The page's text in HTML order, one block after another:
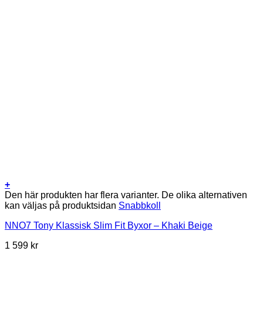
+
Den här produkten har flera varianter. De olika alternativen
kan väljas på produktsidan Snabbkoll
NNO7 Tony Klassisk Slim Fit Byxor – Khaki Beige
1 599 kr